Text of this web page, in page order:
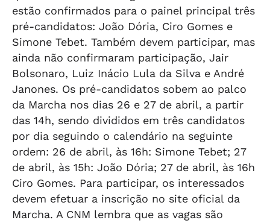
estão confirmados para o painel principal três
pré-candidatos: João Dória, Ciro Gomes e
Simone Tebet. Também devem participar, mas
ainda não confirmaram participação, Jair
Bolsonaro, Luiz Inácio Lula da Silva e André
Janones. Os pré-candidatos sobem ao palco
da Marcha nos dias 26 e 27 de abril, a partir
das 14h, sendo divididos em três candidatos
por dia seguindo o calendário na seguinte
ordem: 26 de abril, às 16h: Simone Tebet; 27
de abril, às 15h: João Dória; 27 de abril, às 16h
Ciro Gomes. Para participar, os interessados
devem efetuar a inscrição no site oficial da
Marcha. A CNM lembra que as vagas são